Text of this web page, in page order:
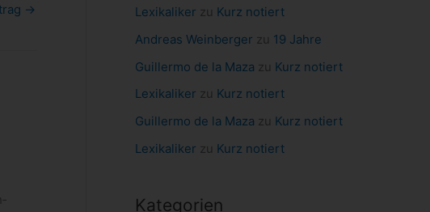
→
Lexikaliker zu Kurz notiert
Andreas Weinberger zu 19 Jahre
Guillermo de la Maza zu Kurz notiert
Lexikaliker zu Kurz notiert
Guillermo de la Maza zu Kurz notiert
Lexikaliker zu Kurz notiert
Kategorien